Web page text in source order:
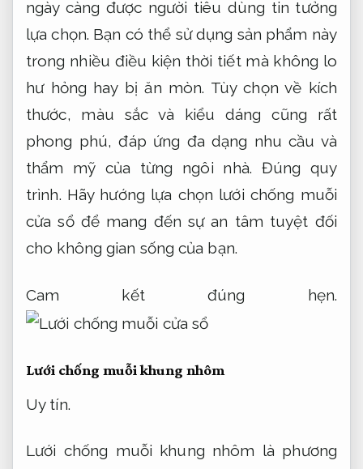
phong phú, đáp ứng đa dạng nhu cầu và
thẩm mỹ của từng ngôi nhà. Đúng quy
trình.Hãy hướng lựa chọn lưới chống muỗi
cửa sổ để mang đến sự an tâm tuyệt đối
cho không gian sống của bạn.
Cam kết đúng hẹn.
Lưới chống muỗi khung nhôm
Lưới chống muỗi khung nhôm là phương
xâm nhập vào không gian sống,
phát sinh.
quả vận hành.Dòng sản phẩm được thiết